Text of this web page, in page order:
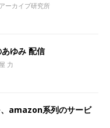
ーカイブ研究所
ゆみ 配信
力
amazon系列のサービ